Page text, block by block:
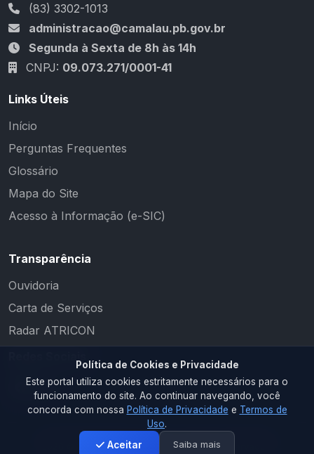
(83) 3302-1013
administracao@camalau.pb.gov.br
Segunda à Sexta de 8h às 14h
CNPJ: 09.073.271/0001-41
Links Úteis
Início
Perguntas Frequentes
Glossário
Mapa do Site
Acesso à Informação (e-SIC)
Transparência
Ouvidoria
Carta de Serviços
Radar ATRICON
2026 © PM CAMALAÚ. Todos os direitos reservados.
Política de Cookies e Privacidade
Este portal utiliza cookies estritamente necessários para o
funcionamento do site. Ao continuar navegando, você
concorda com nossa Política de Privacidade e Termos de
Uso.
Aceitar
Saiba mais